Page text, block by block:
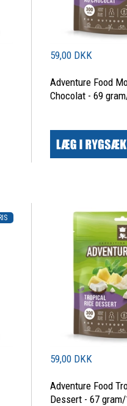
59,00 DKK
Adventure Food
Chocolat - 69
59,00 DKK
Adventure Food
Dessert - 67